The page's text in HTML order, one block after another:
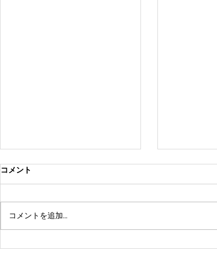
コメント
コメントを追加…